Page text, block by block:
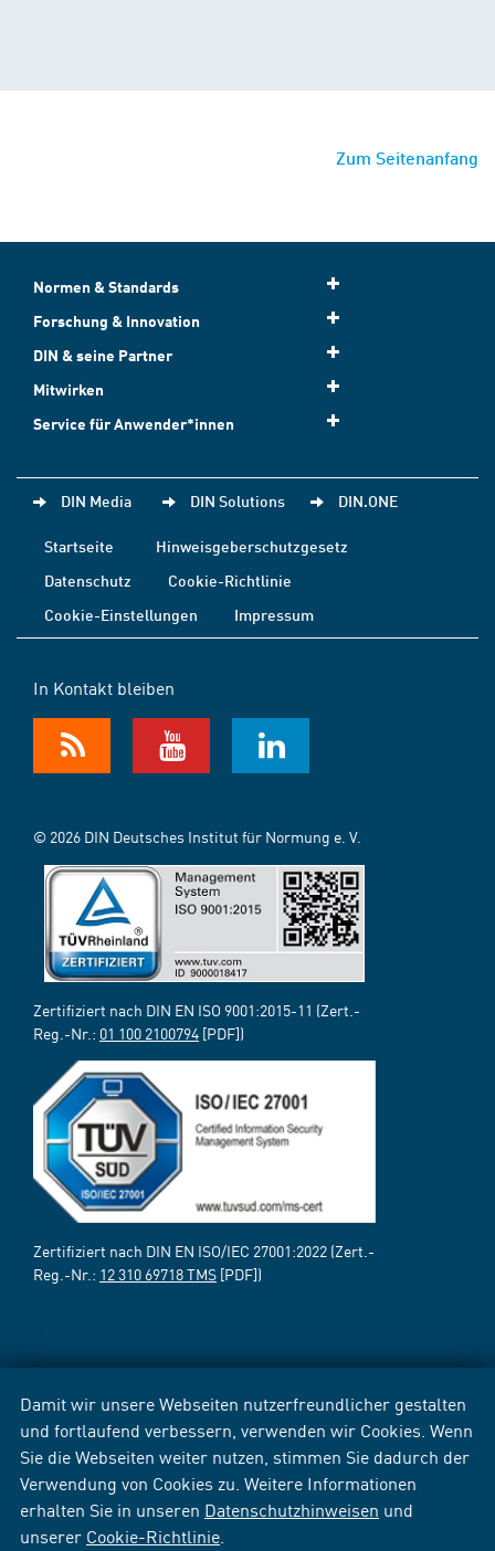
Damit wir unsere Webseiten nutzerfreundlicher gestalten
und fortlaufend verbessern, verwenden wir Cookies. Wenn
Sie die Webseiten weiter nutzen, stimmen Sie dadurch der
Verwendung von Cookies zu. Weitere Informationen
erhalten Sie in unseren Datenschutzhinweisen und
unserer Cookie-Richtlinie
Zum Seitenanfang
Normen & Standards
Forschung & Innovation
DIN & seine Partner
Mitwirken
Service für Anwender*innen
DIN Media DIN Solutions DIN.ONE
Startseite
Hinweisgeberschutzgesetz
Datenschutz
Cookie-Richtlinie
Cookie-Einstellungen
Impressum
In Kontakt bleiben
© 2026 DIN Deutsches Institut für Normung e. V.
Zertifiziert nach DIN EN ISO 9001:2015-11 (Zert.-
Reg.-Nr.: 01 100 2100794 [PDF])
Zertifiziert nach DIN EN ISO/IEC 27001:2022 (Zert.-
Reg.-Nr.: 12 310 69718 TMS [PDF])